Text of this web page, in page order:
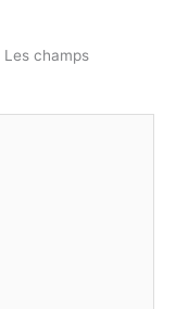
g
Les champs